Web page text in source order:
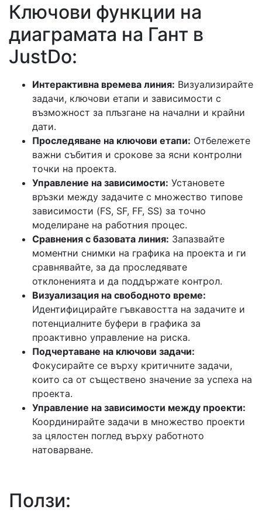
Ключови функции на
диаграмата на Гант в
JustDo:
Интерактивна времева линия: Визуализирайте
задачи, ключови етапи и зависимости с
възможност за плъзгане на начални и крайни
дати.
Проследяване на ключови етапи: Отбележете
важни събития и срокове за ясни контролни
точки на проекта.
Управление на зависимости: Установете
връзки между задачите с множество типове
зависимости (FS, SF, FF, SS) за точно
моделиране на работния процес.
Сравнения с базовата линия: Запазвайте
моментни снимки на графика на проекта и ги
сравнявайте, за да проследявате
отклоненията и да поддържате контрол.
Визуализация на свободното време:
Идентифицирайте гъвкавостта на задачите и
потенциалните буфери в графика за
проактивно управление на риска.
Подчертаване на ключови задачи:
Фокусирайте се върху критичните задачи,
които са от съществено значение за успеха на
проекта.
Управление на зависимости между проекти:
Координирайте задачи в множество проекти
за цялостен поглед върху работното
натоварване.
Ползи: